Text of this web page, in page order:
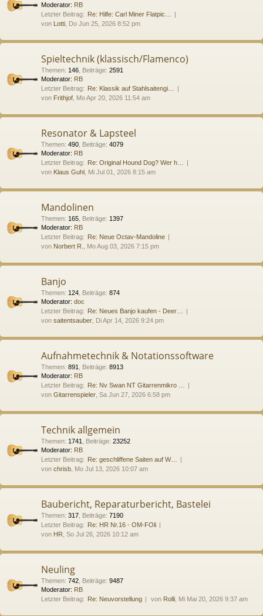
Moderator: RB
Letzter Beitrag: Re: Hilfe: Carl Miner Flatpic…
von Lotti , Do Jun 25, 2026 8:52 pm
Spieltechnik (klassisch/Flamenco)
Themen: 146 Beiträge: 2591
Moderator: RB
Letzter Beitrag: Re: Klassik auf Stahlsaitengi…
von Frithjof , Mo Apr 20, 2026 11:54 am
Resonator & Lapsteel
Themen: 490 Beiträge: 4079
Moderator: RB
Letzter Beitrag: Re: Original Hound Dog? Wer h…
von Klaus Guhl , Mi Jul 01, 2026 8:15 am
Mandolinen
Themen: 165 Beiträge: 1397
Moderator: RB
Letzter Beitrag: Re: Neue Octav-Mandoline
von Norbert R. , Mo Aug 03, 2026 7:15 pm
Banjo
Themen: 124 Beiträge: 874
Moderator: doc
Letzter Beitrag: Re: Neues Banjo kaufen - Deer…
von saitentsauber , Di Apr 14, 2026 9:24 pm
Aufnahmetechnik & Notationssoftware
Themen: 891 Beiträge: 8913
Moderator: RB
Letzter Beitrag: Re: Nv Swan NT Gitarrenmikro …
von Gitarrenspieler , Sa Jun 27, 2026 6:58 pm
Technik allgemein
Themen: 1741 Beiträge: 23252
Moderator: RB
Letzter Beitrag: Re: geschliffene Saiten auf W…
von chrisb , Mo Jul 13, 2026 10:07 am
Baubericht, Reparaturbericht, Bastelei
Themen: 317 Beiträge: 7190
Letzter Beitrag: Re: HR Nr.16 - OM-FOli
von HR , So Jul 26, 2026 10:12 am
Neuling
Themen: 742 Beiträge: 9487
Moderator: RB
Letzter Beitrag: Re: Neuvorstellung von Rolli , Mi Mai 20, 2026 9:37 am